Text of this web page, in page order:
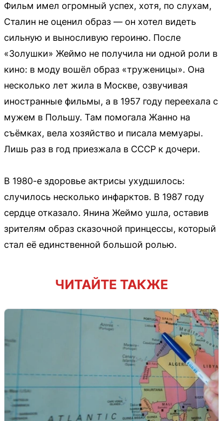
Фильм имел огромный успех, хотя, по слухам,
Сталин не оценил образ — он хотел видеть
сильную и выносливую героиню. После
«Золушки» Жеймо не получила ни одной роли в
кино: в моду вошёл образ «труженицы». Она
несколько лет жила в Москве, озвучивая
иностранные фильмы, а в 1957 году переехала с
мужем в Польшу. Там помогала Жанно на
съёмках, вела хозяйство и писала мемуары.
Лишь раз в год приезжала в СССР к дочери.
В 1980-е здоровье актрисы ухудшилось:
случилось несколько инфарктов. В 1987 году
сердце отказало. Янина Жеймо ушла, оставив
зрителям образ сказочной принцессы, который
стал её единственной большой ролью.
ЧИТАЙТЕ ТАКЖЕ